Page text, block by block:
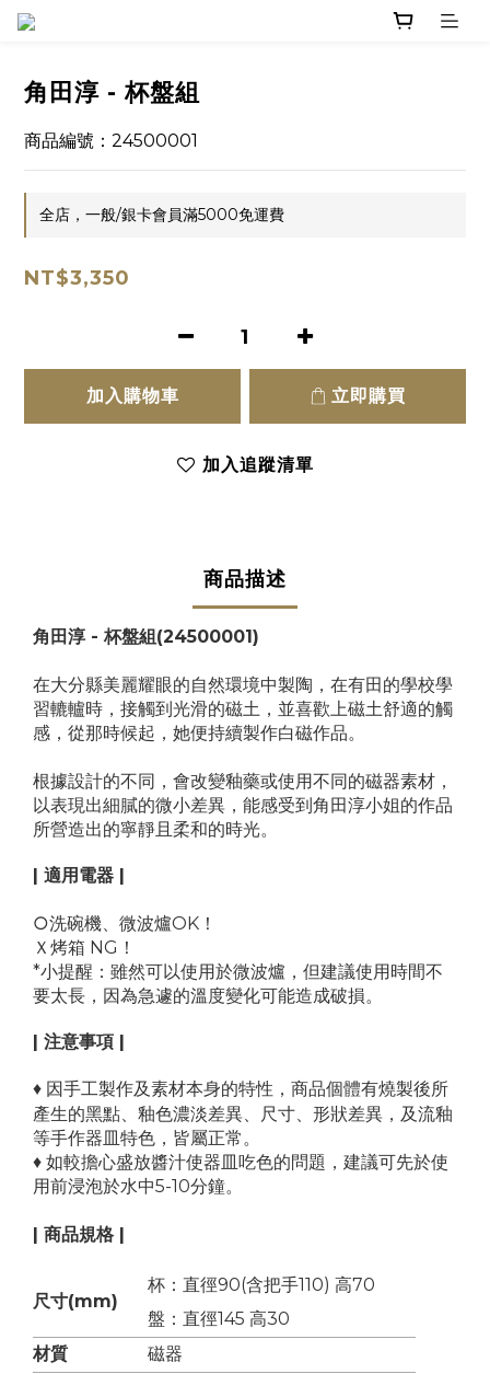
角田淳 - 杯盤組
商品編號：24500001
全店，一般/銀卡會員滿5000免運費
NT$3,350
加入購物車 立即購買
加入追蹤清單
商品描述
角田淳 - 杯盤組(24500001)
在大分縣美麗耀眼的自然環境中製陶，在有田的學校學
習轆轤時，接觸到光滑的磁土，並喜歡上磁土舒適的觸
感，從那時候起，她便持續製作白磁作品。
根據設計的不同，會改變釉藥或使用不同的磁器素材，
以表現出細膩的微小差異，能感受到角田淳小姐的作品
所營造出的寧靜且柔和的時光。
| 適用電器 |
○洗碗機、微波爐OK！
Ｘ烤箱 NG！
*小提醒：雖然可以使用於微波爐，但建議使用時間不
要太長，因為急遽的溫度變化可能造成破損。
| 注意事項 |
♦ 因手工製作及素材本身的特性，商品個體有燒製後所
產生的黑點、釉色濃淡差異、尺寸、形狀差異，及流釉
等手作器皿特色，皆屬正常。
♦ 如較擔心盛放醬汁使器皿吃色的問題，建議可先於使
用前浸泡於水中5-10分鐘。
| 商品規格 |
尺寸(mm)
杯：直徑90(含把手110) 高70
盤：直徑145 高30
材質
磁器